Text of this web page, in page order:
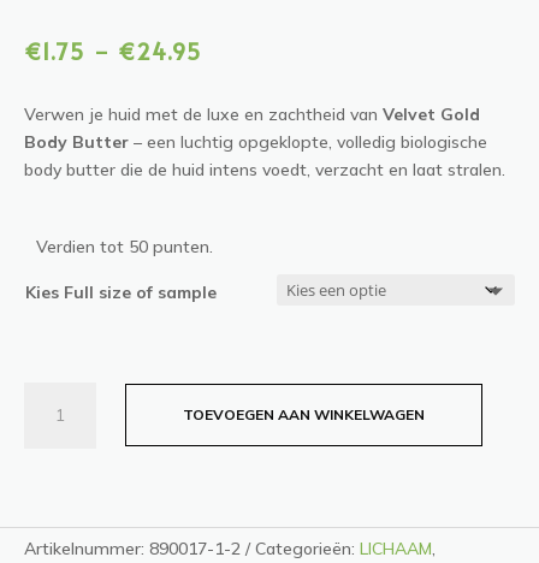
€1.75 - €24.95
tot
€24.95
Verwen je huid met de luxe en zachtheid van Velvet Gold
Body Butter – een luchtig opgeklopte, volledig biologische
body butter die de huid intens voedt, verzacht en laat stralen.
Verdien tot 50 punten.
Kies Full size of sample
Gold
TOEVOEGEN AAN WINKELWAGEN
Artikelnummer: 890017-1-2 Categorieën: LICHAAM,